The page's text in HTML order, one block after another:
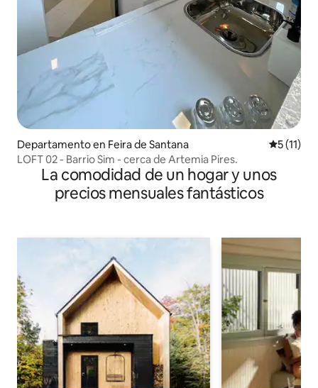
Departamento en Feira de Santana
5 (11)
LOFT 02 - Barrio Sim - cerca de Artemia Pires.
La comodidad de un hogar y unos
precios mensuales fantásticos